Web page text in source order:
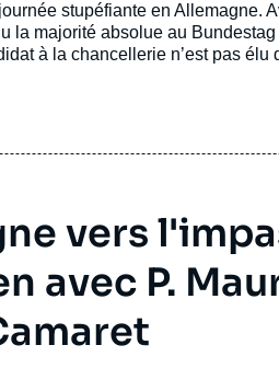
stupéfiante en Allemagne.
la majorité absolue au
à la chancellerie n’est pas
vers
avec P.